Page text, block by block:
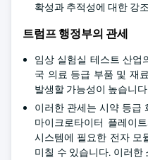
확성과 추적성에 대한 강
트럼프 행정부의 관세
임상 실험실 테스트 산업
국 의료 등급 부품 및 재
발생할 가능성이 높습니
이러한 관세는 시약 등급
마이크로타이터 플레이
시스템에 필요한 전자 모
미칠 수 있습니다. 이러한